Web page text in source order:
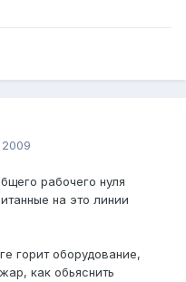
рабочего нуля
на это линии
горит оборудование,
как обьяснить